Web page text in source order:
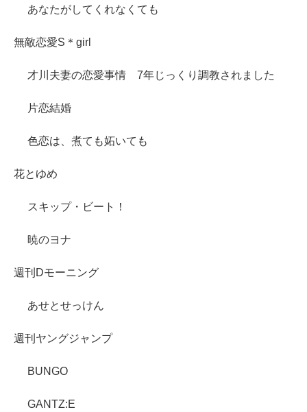
あなたがしてくれなくても
無敵恋愛S＊girl
才川夫妻の恋愛事情 7年じっくり調教されました
片恋結婚
色恋は、煮ても妬いても
花とゆめ
スキップ・ビート！
暁のヨナ
週刊Dモーニング
あせとせっけん
週刊ヤングジャンプ
BUNGO
GANTZ:E